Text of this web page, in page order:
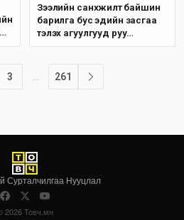
Зээлийн санхүүжилт байшин
барилга бус эдийн засгаа
тэлэх агуулгууд руу
чиглэхийг анхааруулав
3 261
·Сурталчилгаа·Нууцлал
2026 Товч.мн